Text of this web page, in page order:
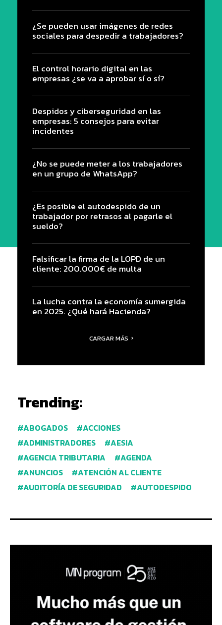
¿Se pueden usar imágenes de redes
sociales para despedir a trabajadores?
El control horario digital en las
empresas ¿se va a aprobar sí o sí?
Despidos y ciberseguridad en las
empresas: 5 consejos para evitar
incidentes
¿No se puede meter a los trabajadores
en un grupo de WhatsApp?
¿Es posible el autodespido de un
trabajador por retrasos al pagarle el
sueldo?
Falsificar la firma de la LOPD de un
cliente: 200.000€ de multa
La lucha contra la economía sumergida
en 2025. ¿Qué hará Hacienda?
CARGAR MÁS
Trending:
ABOGADOS
ACCIONES
ADMINISTRADORES
AESIA
AGENCIA TRIBUTARIA
AGENDA
ANUNCIOS
ATENCIÓN AL CLIENTE
AUDITORÍA DE SEGURIDAD
AUTODESPIDO